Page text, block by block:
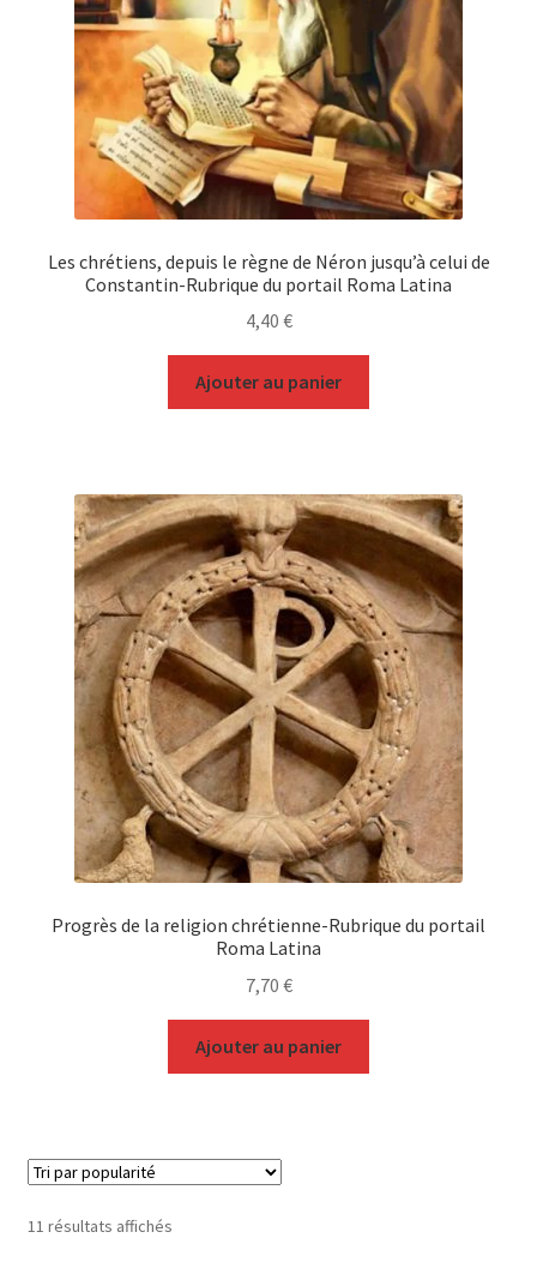
Les chrétiens, depuis le règne de Néron jusqu’à celui de
Constantin-Rubrique du portail Roma Latina
4,40 €
Ajouter au panier
Progrès de la religion chrétienne-Rubrique du portail
Roma Latina
7,70 €
Ajouter au panier
11 résultats affichésTrié